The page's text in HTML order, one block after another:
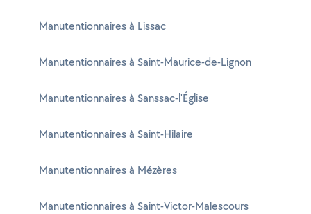
Manutentionnaires à Lissac
Manutentionnaires à Saint-Maurice-de-Lignon
Manutentionnaires à Sanssac-l'Église
Manutentionnaires à Saint-Hilaire
Manutentionnaires à Mézères
Manutentionnaires à Saint-Victor-Malescours